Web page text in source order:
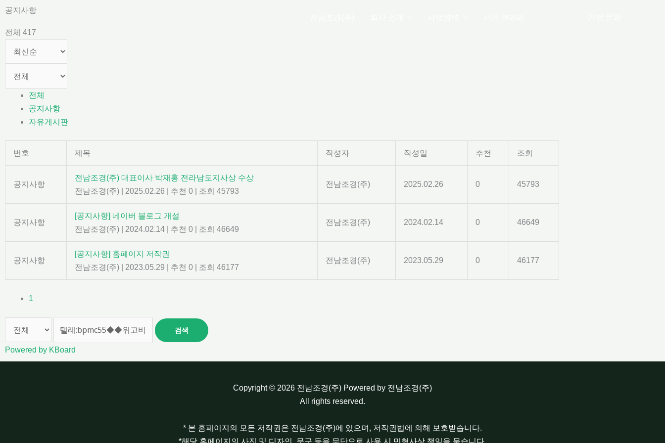
콘
츠
뛰
공지사항
전체 417
전체
공지사항
자유게시판
번호 제목 작성자 작성일 추천 조회
공지사항
전남조경(주) 대표이사 박재홍 전라남도지사상 수상
전남조경(주)
2025.02.26 추천 0 조회 45793
전남조경(주) 2025.02.26 0 45793
공지사항
[공지사항] 네이버 블로그 개설
전남조경(주)
2024.02.14 추천 0 조회 46649
전남조경(주) 2024.02.14 0 46649
공지사항
[공지사항] 홈페이지 저작권
전남조경(주)
2023.05.29 추천 0 조회 46177
전남조경(주) 2023.05.29 0 46177
1
검색
Powered by KBoard
Copyright © 2026 전남조경(주) Powered by 전남조경(주)
All rights reserved.
* 본 홈페이지의 모든 저작권은 전남조경(주)에 있으며, 저작권법에 의해 보호받습니다.
*해당 홈페이지의 사진 및 디자인, 문구 등을 무단으로 사용 시 민형사상 책임을 묻습니다.